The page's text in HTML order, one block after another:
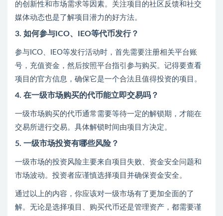
的创新性和市场需求等因素。关注项目的社区反馈和社交
媒体动态也是了解项目潜力的好方法。
3. 如何参与ICO、IEO等代币发行？
参与ICO、IEO等发行活动时，首先需要注册相关平台账
号，充值资金，然后按照平台指引参与购买。记得要查看
项目的官方信息，确保它是一个合法且值得投资的项目。
4. 在一级市场购买的代币能立即交易吗？
一级市场购买的代币通常需要等待一定的解锁期，才能在
交易所进行交易。具体解锁时间由项目方决定。
5. 一级市场投资有哪些风险？
一级市场的投资风险主要来自项目失败、资金安全问题和
市场波动。投资者应谨慎选择项目并确保资金安全。
通过以上的内容，你应该对一级市场有了更加全面的了
解。无论是选择项目、购买代币还是管理资产，都需要谨